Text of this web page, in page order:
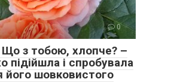
0
Що з тобою, хлопче? –
підійшла і спробувала
його шовковистого